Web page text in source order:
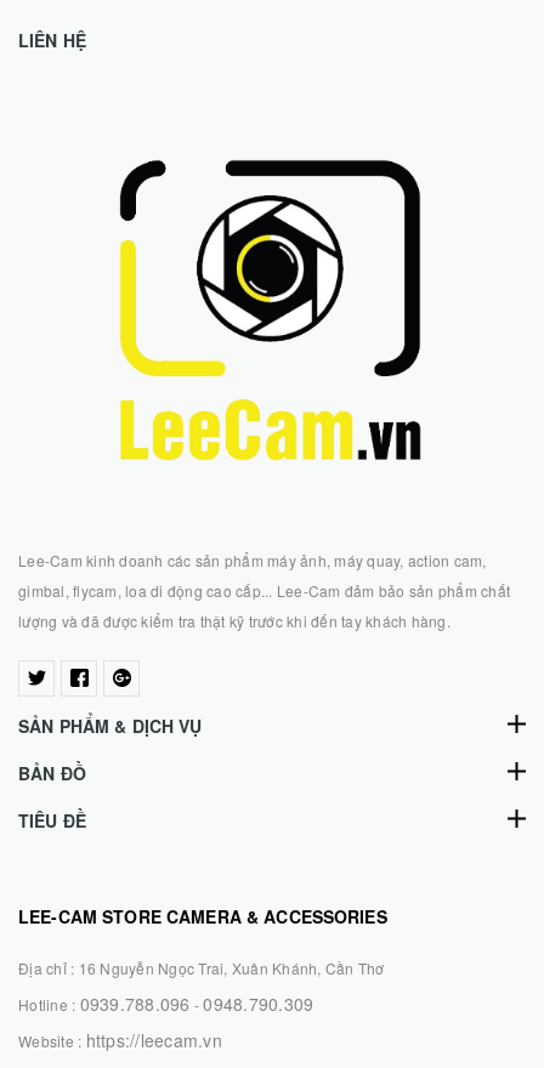
LIÊN HỆ
Lee-Cam kinh doanh các sản phẩm máy ảnh, máy quay, action cam,
gimbal, flycam, loa di động cao cấp... Lee-Cam đảm bảo sản phẩm chất
lượng và đã được kiểm tra thật kỹ trước khi đến tay khách hàng.
SẢN PHẨM & DỊCH VỤ
BẢN ĐỒ
TIÊU ĐỀ
LEE-CAM STORE CAMERA & ACCESSORIES
Địa chỉ : 16 Nguyễn Ngọc Trai, Xuân Khánh, Cần Thơ
Hotline : 0939.788.096 -0948.790.309
Website : https://leecam.vn